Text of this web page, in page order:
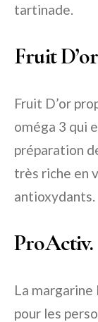
tartinade.
Fruit
Fruit D’or
oméga 3 qui
préparation
très riche en
antioxydants.
ProActiv.
La
pour les